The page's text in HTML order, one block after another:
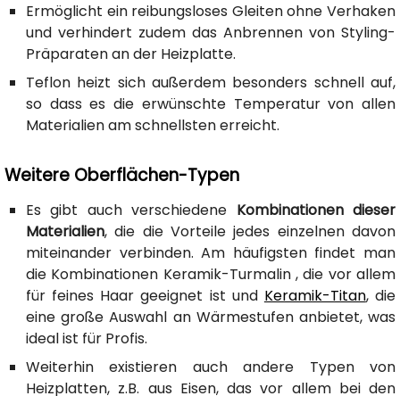
Ermöglicht ein reibungsloses Gleiten ohne Verhaken
und verhindert zudem das Anbrennen von Styling-
Präparaten an der Heizplatte.
Teflon heizt sich außerdem besonders schnell auf,
so dass es die erwünschte Temperatur von allen
Materialien am schnellsten erreicht.
Weitere Oberflächen-Typen
Es gibt auch verschiedene Kombinationen dieser
Materialien, die die Vorteile jedes einzelnen davon
miteinander verbinden. Am häufigsten findet man
die Kombinationen Keramik-Turmalin , die vor allem
für feines Haar geeignet ist und Keramik-Titan, die
eine große Auswahl an Wärmestufen anbietet, was
ideal ist für Profis.
Weiterhin existieren auch andere Typen von
Heizplatten, z.B. aus Eisen, das vor allem bei den